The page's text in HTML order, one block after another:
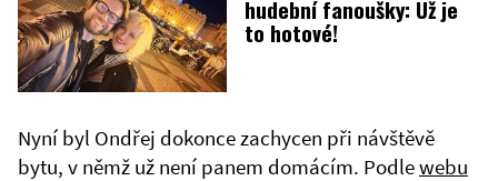
hudební fanoušky: Už je
to hotové!
Nyní byl Ondřej dokonce zachycen při návštěvě
bytu, v němž už není panem domácím. Podlewebu